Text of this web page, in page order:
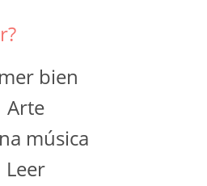
bien
Arte
música
Leer